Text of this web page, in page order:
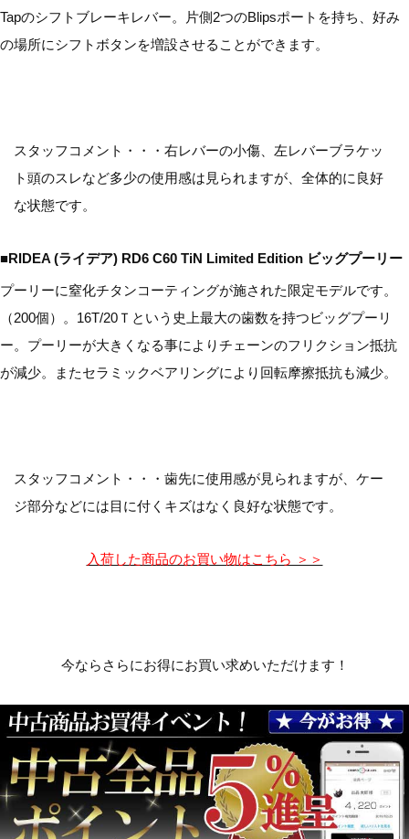
Tapのシフトブレーキレバー。片側2つのBlipsポートを持ち、好み
の場所にシフトボタンを増設させることができます。
スタッフコメント・・・右レバーの小傷、左レバーブラケッ
ト頭のスレなど多少の使用感は見られますが、全体的に良好
な状態です。
■RIDEA (ライデア) RD6 C60 TiN Limited Edition ビッグプーリー
プーリーに窒化チタンコーティングが施された限定モデルです。
（200個）。16T/20Ｔという史上最大の歯数を持つビッグプーリ
ー。プーリーが大きくなる事によりチェーンのフリクション抵抗
が減少。またセラミックベアリングにより回転摩擦抵抗も減少。
スタッフコメント・・・歯先に使用感が見られますが、ケー
ジ部分などには目に付くキズはなく良好な状態です。
入荷した商品のお買い物はこちら ＞＞
今ならさらにお得にお買い求めいただけます！